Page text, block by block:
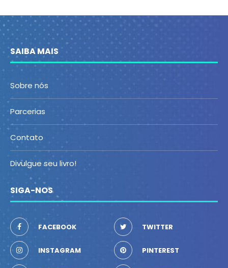
SAIBA MAIS
Sobre nós
Parcerias
Contato
Divulgue seu livro!
SIGA-NOS
FACEBOOK TWITTER
INSTAGRAM PINTEREST